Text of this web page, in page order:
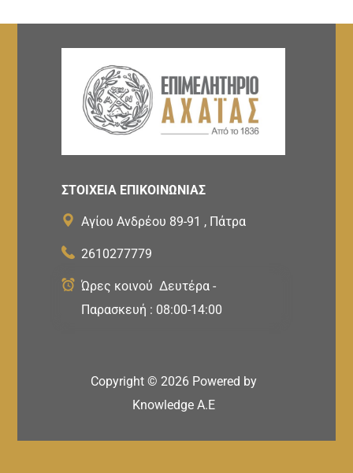
ΣΤΟΙΧΕΙΑ ΕΠΙΚΟΙΝΩΝΙΑΣ
Αγίου Ανδρέου 89-91 , Πάτρα
2610277779
Ώρες κοινού Δευτέρα -
Παρασκευή : 08:00-14:00
Copyright © 2026 Powered by
Knowledge A.E